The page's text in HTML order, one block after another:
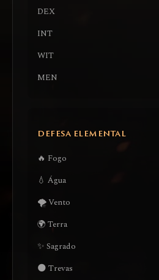
DEX
INT
WIT
MEN
DEFESA ELEMENTAL
🔥 Fogo
💧 Água
🌪️ Vento
🌍 Terra
✨ Sagrado
🌑 Trevas